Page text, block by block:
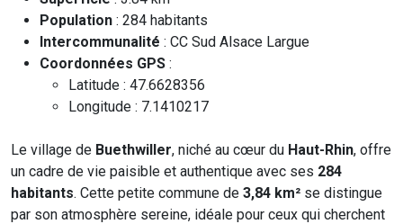
Population : 284 habitants
Intercommunalité : CC Sud Alsace Largue
Coordonnées GPS :
Latitude : 47.6628356
Longitude : 7.1410217
Le village de Buethwiller, niché au cœur du Haut-Rhin, offre
un cadre de vie paisible et authentique avec ses 284
habitants. Cette petite commune de 3,84 km² se distingue
par son atmosphère sereine, idéale pour ceux qui cherchent